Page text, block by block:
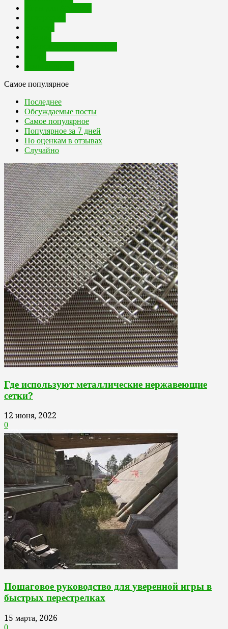
Самое популярное
Последнее
Обсуждаемые посты
Самое популярное
Популярное за 7 дней
По оценкам в отзывах
Случайно
Где используют металлические нержавеющие
сетки?
12 июня, 2022
0
Пошаговое руководство для уверенной игры в
быстрых перестрелках
15 марта, 2026
0